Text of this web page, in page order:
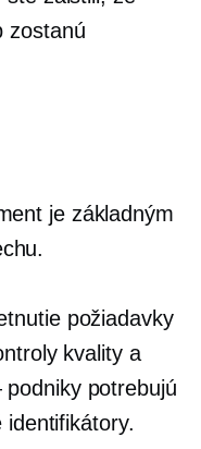
zostanú
je základným
požiadavky
kvality a
potrebujú